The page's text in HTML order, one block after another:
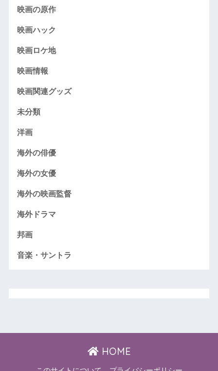
映画の原作
映画ハック
映画ロケ地
映画情報
映画関連グッズ
未分類
洋画
海外の俳優
海外の女優
海外の映画監督
海外ドラマ
邦画
音楽・サントラ
HOME